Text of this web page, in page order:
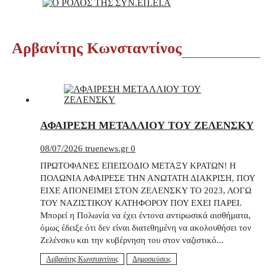
Αρβανίτης Κωνσταντίνος
ΑΦΑΙΡΕΣΗ ΜΕΤΑΛΛΙΟΥ ΤΟΥ ΖΕΛΕΝΣΚΥ
08/07/2026 truenews.gr 0
ΠΡΩΤΟΦΑΝΕΣ ΕΠΕΙΣΟΔΙΟ ΜΕΤΑΞΥ ΚΡΑΤΩΝ! Η
ΠΟΛΩΝΙΑ ΑΦΑΙΡΕΣΕ ΤΗΝ ΑΝΩΤΑΤΗ ΔΙΑΚΡΙΣΗ, ΠΟΥ
ΕΙΧΕ ΑΠΟΝΕΙΜΕΙ ΣΤΟΝ ΖΕΛΕΝΣΚΥ ΤΟ 2023, ΛΟΓΩ
ΤΟΥ ΝΑΖΙΣΤΙΚΟΥ ΚΑΤΗΦΟΡΟΥ ΠΟΥ ΕΧΕΙ ΠΑΡΕΙ.
Μπορεί η Πολωνία να έχει έντονα αντιρωσικά αισθήματα,
όμως έδειξε ότι δεν είναι διατεθημένη να ακολουθήσει τον
Ζελένσκυ και την κυβέρνηση του στον ναζιστικό...
Αρβανίτης Κωνσταντίνος Δημοσιεύσεις